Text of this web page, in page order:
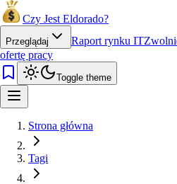
Czy Jest Eldorado?
Przeglądaj Raport rynku IT
ofertę pracy
Toggle theme
Strona główna
Tagi